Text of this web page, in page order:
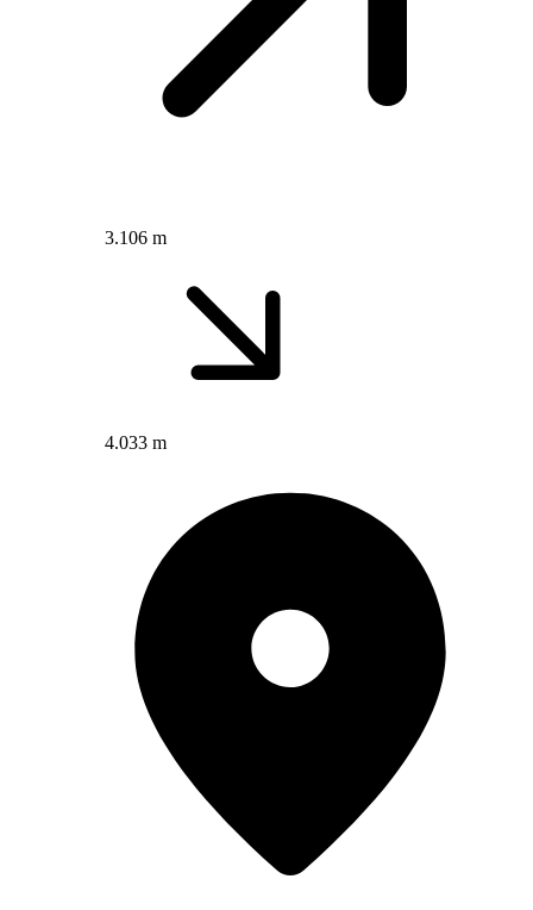
3.106 m
4.033 m